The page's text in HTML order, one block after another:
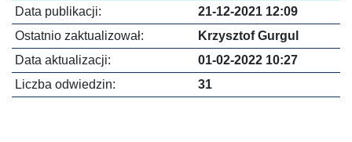
Data publikacji:
21-12-2021 12:09
Ostatnio zaktualizował:
Krzysztof Gurgul
Data aktualizacji:
01-02-2022 10:27
Liczba odwiedzin:
31